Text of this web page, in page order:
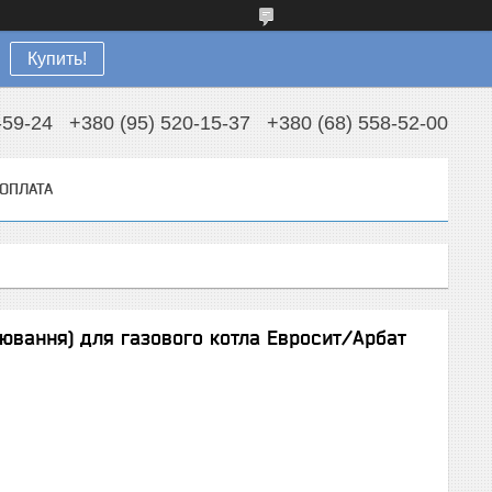
Купить!
24 +380 (95) 520-15-37 +380 (68) 558-52-00
для газового котла Евросит/Арбат